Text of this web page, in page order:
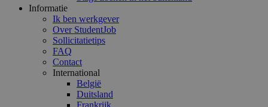
Informatie
Ik ben werkgever
Over StudentJob
Sollicitatietips
FAQ
Contact
International
België
Duitsland
Frankrijk